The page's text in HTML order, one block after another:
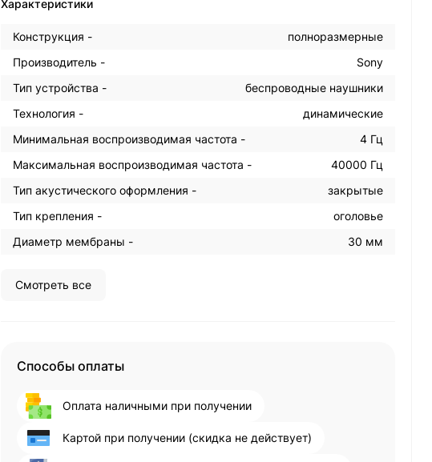
Характеристики
Конструкция -
полноразмерные
Производитель -
Sony
Тип устройства -
беспроводные наушники
Технология -
динамические
Минимальная воспроизводимая частота -
4 Гц
Максимальная воспроизводимая частота -
40000 Гц
Тип акустического оформления -
закрытые
Тип крепления -
оголовье
Диаметр мембраны -
30 мм
Смотреть все
Способы оплаты
Оплата наличными при получении
Картой при получении (скидка не действует)